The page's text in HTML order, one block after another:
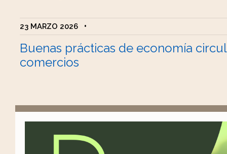
23 MARZO 2026 •
Buenas prácticas de economía
comercios